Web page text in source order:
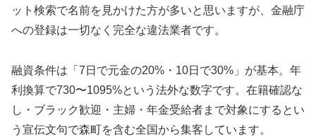
ット検索で名前を見かけた方が多いと思いますが、金融庁
への登録は一切なく完全な違法業者です。
融資条件は「7日で元金の20%・10日で30%」が基本。年
利換算で730〜1095%という法外な数字です。在籍確認な
し・ブラック歓迎・主婦・年金受給者まで対象にするとい
う宣伝文句で森町を含む全国から集客しています。